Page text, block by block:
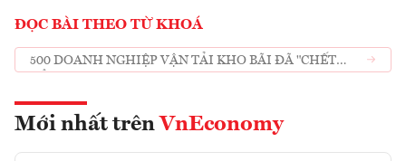
ĐỌC BÀI THEO TỪ KHOÁ
500 DOANH NGHIỆP VẬN TẢI KHO BÃI ĐÃ "CHẾT
Mới nhất trên VnEconomy